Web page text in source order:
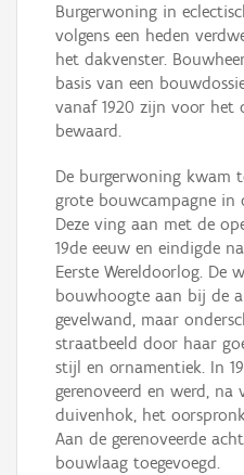
Burgerwoning in
volgens een heden
het dakvenster.
basis van een
vanaf 1920 zijn voor het
bewaard.
De burgerwoning kwam
grote bouwcampagne in
Deze ving aan met de
19de eeuw en eindigde
Eerste Wereldoorlog. De
bouwhoogte aan bij de
gevelwand, maar
straatbeeld door haar
stijl en ornamentiek. In
gerenoveerd en werd, na
duivenhok, het
Aan de gerenoveerde
bouwlaag toegevoegd.